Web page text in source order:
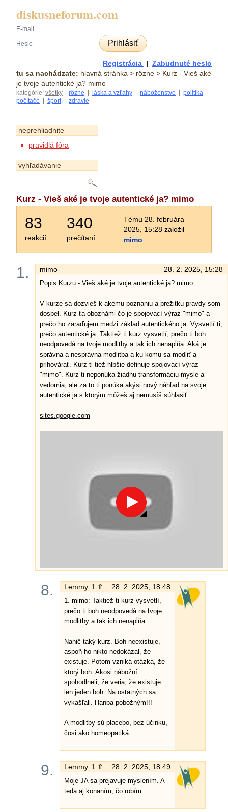
diskusneforum.com
Prihlásiť
Registrácia | Zabudnuté heslo
tu sa nachádzate: hlavná stránka > rôzne > Kurz - Vieš aké
je tvoje autentické ja? mimo
kategórie: všetky rôzne láska a vzťahy náboženstvo politika
počítače
šport| zdravie
neprehliadnite
pravidlá fóra
vyhľadávanie
Kurz - Vieš aké je tvoje autentické ja? mimo
83
reakcií
340
prečítaní
Tému 28. februára
2025, 15:28 založil
mimo
1. mimo 28. 2. 2025, 15:28
Popis Kurzu - Vieš aké je tvoje autentické ja? mimo
V kurze sa dozvieš k akému poznaniu a prežitku pravdy som
dospel. Kurz ťa oboznámi čo je spojovací výraz "mimo" a
prečo ho zaraďujem medzi základ autentického ja. Vysvetlí ti,
prečo autentické ja. Taktiež ti kurz vysvetlí, prečo ti boh
neodpovedá na tvoje modlitby a tak ich nenapĺňa. Aká je
správna a nesprávna modlitba a ku komu sa modliť a
prihovárať. Kurz ti tiež hlbšie definuje spojovací výraz
"mimo". Kurz ti neponúka žiadnu transformáciu mysle a
vedomia, ale za to ti ponúka akýsi nový náhľad na svoje
autentické ja s ktorým môžeš aj nemusíš súhlasiť.
sites.google.com
8. Lemmy 1 ⇧ 28. 2. 2025, 18:48
1. mimo: Taktiež ti kurz vysvetlí,
prečo ti boh neodpovedá na tvoje
modlitby a tak ich nenapĺňa.
Nanič taký kurz. Boh neexistuje,
aspoň ho nikto nedokázal, že
existuje. Potom vzniká otázka, že
ktorý boh. Akosi nábožní
spohodlneli, že veria, že existuje
len jeden boh. Na ostatných sa
vykašľali. Hanba pobožným!!!
A modlitby sú placebo, bez účinku,
čosi ako homeopatiká.
9. Lemmy 1 ⇧ 28. 2. 2025, 18:49
Moje JA sa prejavuje myslením. A
teda aj konaním, čo robím.